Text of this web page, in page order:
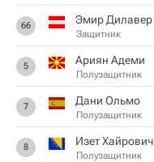
66 Эмир Дилавер
Защитник
5 Ариян Адеми
Полузащитник
7 Дани Ольмо
Полузащитник
8 Изет Хайрович
Полузащитник